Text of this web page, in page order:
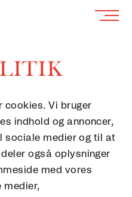
cookies. Vi bruger
indhold og annoncer,
sociale medier og til at
også oplysninger
med vores
medier,